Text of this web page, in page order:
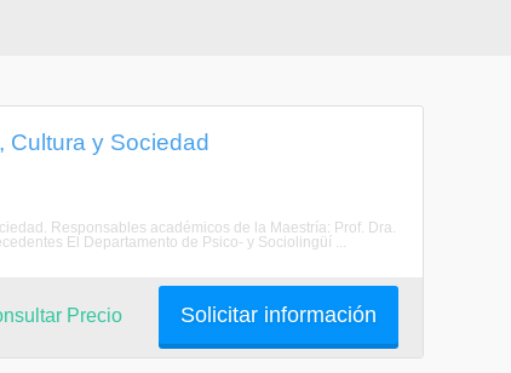
Cultura y Sociedad
Responsables académicos de la Maestría: Prof. Dra.
El Departamento de Psico- y Sociolingüí ...
Solicitar información
Precio